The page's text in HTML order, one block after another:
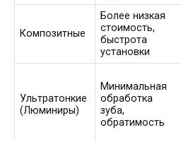
Композитные
Более низкая
стоимость,
быстрота
установки
Ультратонкие
(Люминиры)
Минимальная
обработка
зуба,
обратимость